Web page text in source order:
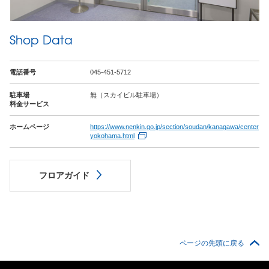
Shop Data
電話番号 045-451-5712
駐車場
料金サービス
無（スカイビル駐車場）
ホームページ
https://www.nenkin.go.jp/section/soudan/kanagawa/center
yokohama.html
フロアガイド
ページの先頭に戻る